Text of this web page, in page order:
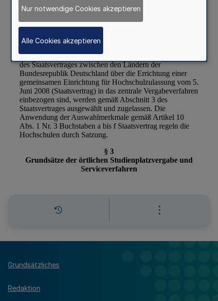
Grundsätzliches
Redaktion
Nur notwendige Cookies akzeptieren
Alle Cookies akzeptieren